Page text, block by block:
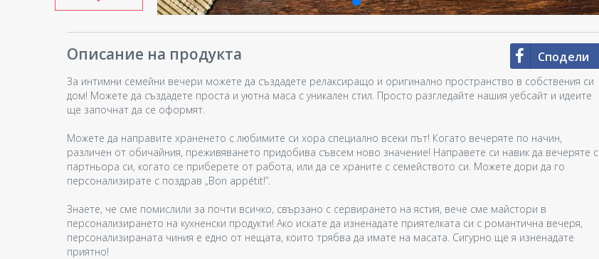
Описание на продукта Сподели
За интимни семейни вечери можете да създадете релаксиращо и оригинално пространство в собствения си
дом! Можете да създадете проста и уютна маса с уникален стил. Просто разгледайте нашия уебсайт и идеите
ще започнат да се оформят.
Можете да направите храненето с любимите си хора специално всеки път! Когато вечеряте по начин,
различен от обичайния, преживяването придобива съвсем ново значение! Направете си навик да вечеряте с
партньора си, когато се приберете от работа, или да се храните с семейството си. Можете дори да го
персонализирате с поздрав „Bon appétit!”.
Знаете, че сме помислили за почти всичко, свързано с сервирането на ястия, вече сме майстори в
персонализирането на кухненски продукти! Ако искате да изненадате приятелката си с романтична вечеря,
персонализираната чиния е едно от нещата, които трябва да имате на масата. Сигурно ще я изненадате
приятно!